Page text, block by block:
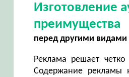
Изготовление
преимущества
перед другими
Реклама решает
Содержание рекламы